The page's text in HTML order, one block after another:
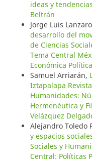
ideas y
Beltrán
Jorge Luis
desarrollo del
de Ciencias
Tema Central
Económica Política
Samuel Arriarán,
Iztapalapa
Humanidades:
Hermenéutica y
Velázquez
Alejandro Toledo
y espacios
Sociales y
Central: Políticas